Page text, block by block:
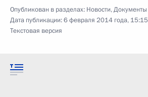
Опубликован в разделах: Новости,Документы
Дата публикации:6 февраля 2014 года, 15:15
Текстовая версия